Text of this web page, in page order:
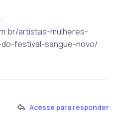
artistas-mulheres-
festival-sangue-novo/
Acesse para responder